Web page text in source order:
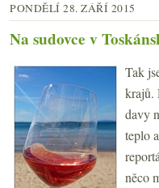
PONDĚLÍ 28. ZÁŘÍ 2015
Na sudovce v
Tak
krajů.
davy
teplo
něco